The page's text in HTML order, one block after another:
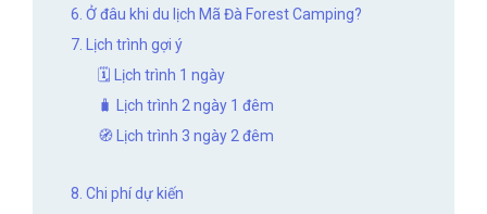
6. Ở đâu khi du lịch Mã Đà Forest Camping?
7. Lịch trình gợi ý
🗓 Lịch trình 1 ngày
🧳 Lịch trình 2 ngày 1 đêm
🧭 Lịch trình 3 ngày 2 đêm
8. Chi phí dự kiến